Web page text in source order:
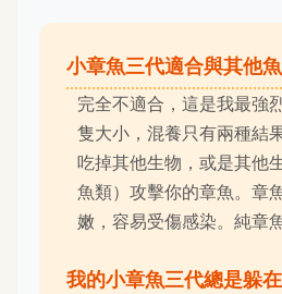
小章魚三代適合與其他
完全不適合，這是我最強
隻大小，混養只有兩種結
吃掉其他生物，或是其他
魚類）攻擊你的章魚。章
嫩，容易受傷感染。純章
我的小章魚三代總是躲